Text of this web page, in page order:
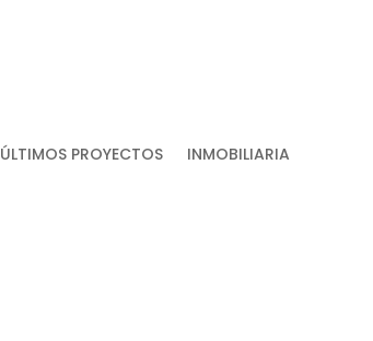
ÚLTIMOS PROYECTOS
INMOBILIARIA